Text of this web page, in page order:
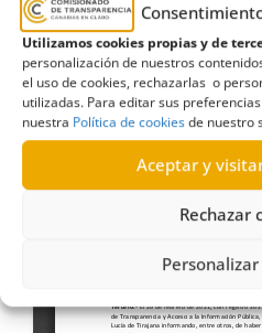
Utilizamos cookies propias y de
personalización de nuestros
el uso de cookies, rechazarlas o
utilizadas. Para editar sus
nuestra Política de cookiesde nuestro
Aceptar y
Rechazar